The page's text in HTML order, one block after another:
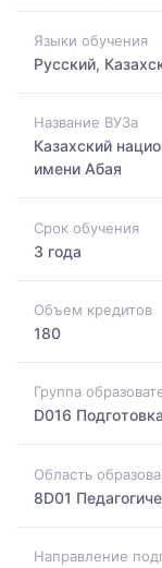
Языки обучения
Русский,
Название ВУЗа
Казахский
имени Абая
Срок обучения
3 года
Объем кредитов
180
Группа
D016
Область
8D01
Направление